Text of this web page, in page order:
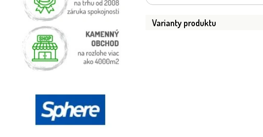
Varianty produktu